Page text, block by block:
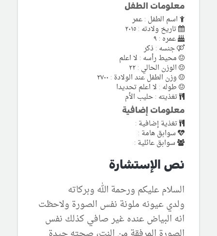
معلومات الطفل
اسم الطفل : عمر
تاريخ ولادته : ٢٠١٥
عمره : ٩
جنسه : ذكر
محيط رأسه : لا اعلم
الوزن الحالي : ٢٢
وزن الطفل عند الولادة : ٢٧٠٠
طوله : لا اعلم تحديدا
تغذيته : حليب الأم
معلومات إضافية
تغذية إضافية :
سوابق هامة :
سوابق عائلية :
نص الإستشارة
السلام عليكم ورحمة الله وبركاته
ولدي عيونه ملونة نفس الصورة ولاحظت
انه البياض عنده غير صافي كذلك نفس